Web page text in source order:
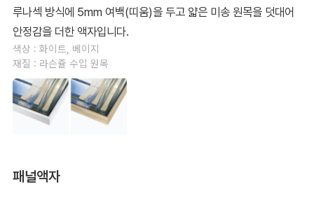
루나섹 방식에 5mm 여백(띠움)을 두고 얇은 미송 원목을 덧대어
안정감을 더한 액자입니다.
색상 : 화이트, 베이지
재질 : 라슨쥴 수입 원목
패널액자